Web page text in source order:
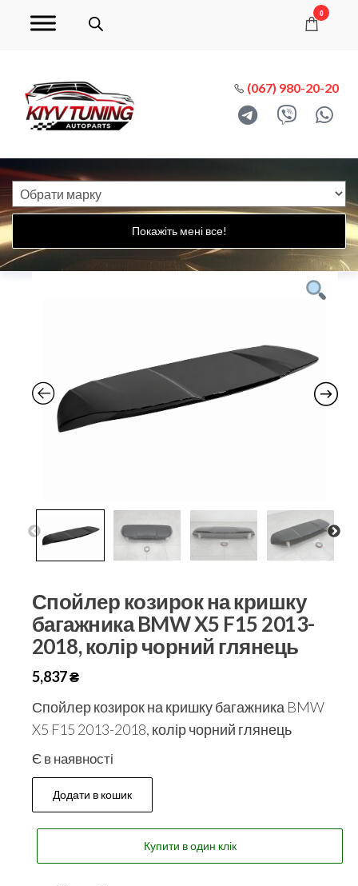
0
(067) 980-20-20
Покажіть мені все!
Спойлер козирок на кришку
багажника BMW X5 F15 2013-
2018, колір чорний глянець
5,837₴
Спойлер козирок на кришку багажника BMW
X5 F15 2013-2018, колір чорний глянець
Є в наявності
Додати в кошик
Купити в один клік